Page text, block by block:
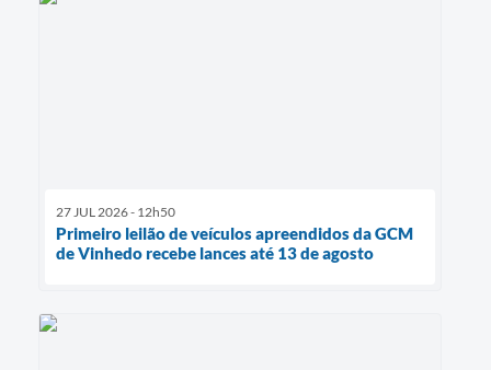
27 JUL 2026 - 12h50
Primeiro leilão de veículos apreendidos da GCM
de Vinhedo recebe lances até 13 de agosto